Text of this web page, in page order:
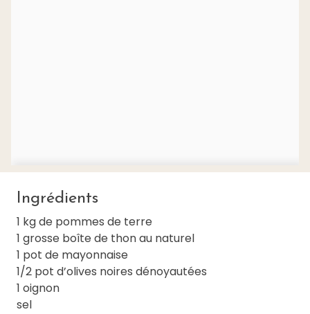
Ingrédients
1 kg de pommes de terre
1 grosse boîte de thon au naturel
1 pot de mayonnaise
1/2 pot d’olives noires dénoyautées
1 oignon
sel